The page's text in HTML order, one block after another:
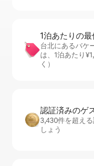
1泊あたりの
台北にあるバケ
は、1泊あたり
く）
認証済みのゲ⁠
3,430件を超え
しょう